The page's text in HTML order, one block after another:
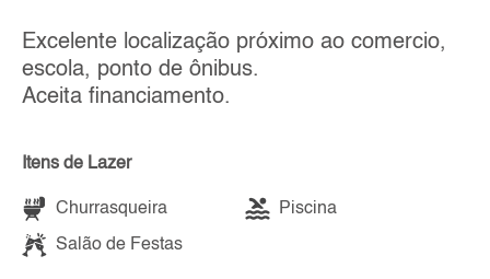
Excelente localização próximo ao comercio,
escola, ponto de ônibus.
Aceita financiamento.
Itens de Lazer
Churrasqueira Piscina
Salão de Festas